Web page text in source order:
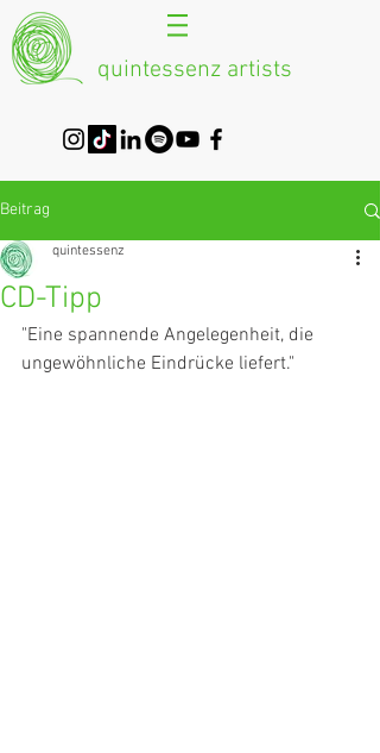
quintessenz artists
Beitrag
CD-Tipp
quintessenz
"Eine spannende Angelegenheit, die
ungewöhnliche Eindrücke liefert."